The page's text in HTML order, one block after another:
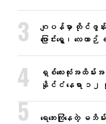
ဂျပန်မှာ တိုင်ဖွန်း
ပြောင်းရွှေ့၊ လေယ
ရှစ်လေးလုံးအထိမ်းအ
နိုင်ငံ နေရာ ၁၂
ရေဘေးကြုံနေတဲ့ မ